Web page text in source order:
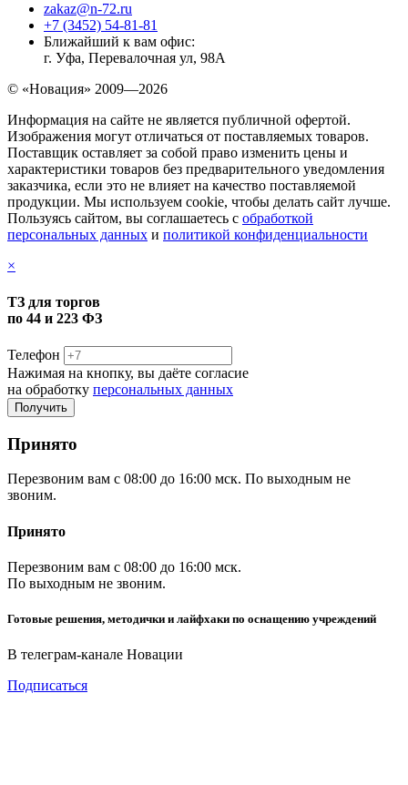
zakaz@n-72.ru
+7 (3452) 54-81-81
Ближайший к вам офис:
г. Уфа, Перевалочная ул, 98А
© «Новация» 2009—2026
Информация на сайте не является публичной офертой.
Изображения могут отличаться от поставляемых товаров.
Поставщик оставляет за собой право изменить цены и
характеристики товаров без предварительного уведомления
заказчика, если это не влияет на качество поставляемой
продукции. Мы используем cookie, чтобы делать сайт лучше.
Пользуясь сайтом, вы соглашаетесь с обработкой
персональных данных и политикой конфиденциальности
×
ТЗ для торгов
по 44 и 223 ФЗ
Телефон
Нажимая на кнопку, вы даёте согласие
на обработку персональных данных
Принято
Перезвоним вам с 08:00 до 16:00 мск. По выходным не
звоним.
Принято
Перезвоним вам с 08:00 до 16:00 мск.
По выходным не звоним.
Готовые решения, методички и лайфхаки по оснащению учреждений
В телеграм-канале Новации
Подписаться